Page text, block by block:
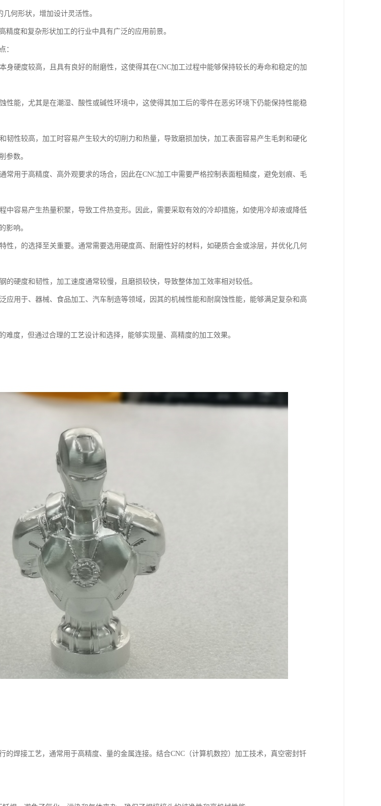
何形状，增加设计灵活性。
精度和复杂形状加工的行业中具有广泛的应用前景。
：
身硬度较高，且具有良好的耐磨性，这使得其在CNC加工过程中能够保持较长的寿命和稳定的加
性能，尤其是在潮湿、酸性或碱性环境中，这使得其加工后的零件在恶劣环境下仍能保持性能稳
韧性较高，加工时容易产生较大的切削力和热量，导致磨损加快，加工表面容易产生毛刺和硬化
参数。
常用于高精度、高外观要求的场合，因此在CNC加工中需要严格控制表面粗糙度，避免划痕、毛
中容易产生热量积聚，导致工件热变形。因此，需要采取有效的冷却措施，如使用冷却液或降低
影响。
性，的选择至关重要。通常需要选用硬度高、耐磨性好的材料，如硬质合金或涂层，并优化几何
硬度和韧性，加工速度通常较慢，且磨损较快，导致整体加工效率相对较低。
应用于、器械、食品加工、汽车制造等领域，因其的机械性能和耐腐蚀性能，能够满足复杂和高
难度，但通过合理的工艺设计和选择，能够实现量、高精度的加工效果。
的焊接工艺，通常用于高精度、量的金属连接。结合CNC（计算机数控）加工技术，真空密封钎